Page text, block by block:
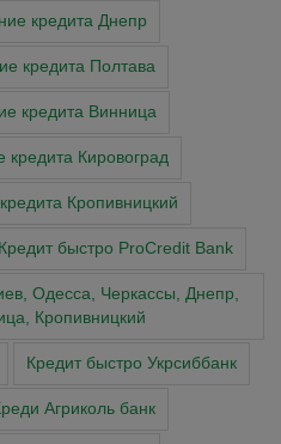
кредита Днепр
кредита Полтава
кредита Винница
кредита Кировоград
Кропивницкий
Кредит быстро ProCredit Bank
Одесса, Черкассы, Днепр,
Кропивницкий
Кредит быстро Укрсиббанк
Агриколь банк